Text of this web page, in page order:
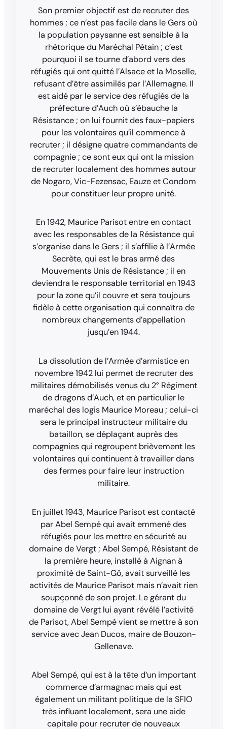
Son premier objectif est de recruter des
hommes ; ce n’est pas facile dans le Gers où
la population paysanne est sensible à la
rhétorique du Maréchal Pétain ; c’est
pourquoi il se tourne d’abord vers des
réfugiés qui ont quitté l’Alsace et la Moselle,
refusant d’être assimilés par l’Allemagne. Il
est aidé par le service des réfugiés de la
préfecture d’Auch où s’ébauche la
Résistance ; on lui fournit des faux-papiers
pour les volontaires qu’il commence à
recruter ; il désigne quatre commandants de
compagnie ; ce sont eux qui ont la mission
de recruter localement des hommes autour
de Nogaro, Vic-Fezensac, Eauze et Condom
pour constituer leur propre unité.
En 1942, Maurice Parisot entre en contact
avec les responsables de la Résistance qui
s’organise dans le Gers ; il s’affilie à l’Armée
Secrète, qui est le bras armé des
Mouvements Unis de Résistance ; il en
deviendra le responsable territorial en 1943
pour la zone qu’il couvre et sera toujours
fidèle à cette organisation qui connaîtra de
nombreux changements d’appellation
jusqu’en 1944.
La dissolution de l’Armée d’armistice en
novembre 1942 lui permet de recruter des
militaires démobilisés venus du 2° Régiment
de dragons d’Auch, et en particulier le
maréchal des logis Maurice Moreau ; celui-ci
sera le principal instructeur militaire du
bataillon, se déplaçant auprès des
compagnies qui regroupent brièvement les
volontaires qui continuent à travailler dans
des fermes pour faire leur instruction
militaire.
En juillet 1943, Maurice Parisot est contacté
par Abel Sempé qui avait emmené des
réfugiés pour les mettre en sécurité au
domaine de Vergt ; Abel Sempé, Résistant de
la première heure, installé à Aignan à
proximité de Saint-Gô, avait surveillé les
activités de Maurice Parisot mais n’avait rien
soupçonné de son projet. Le gérant du
domaine de Vergt lui ayant révélé l’activité
de Parisot, Abel Sempé vient se mettre à son
service avec Jean Ducos, maire de Bouzon-
Gellenave.
Abel Sempé, qui est à la tête d‘un important
commerce d’armagnac mais qui est
également un militant politique de la SFIO
très influant localement, sera une aide
capitale pour recruter de nouveaux